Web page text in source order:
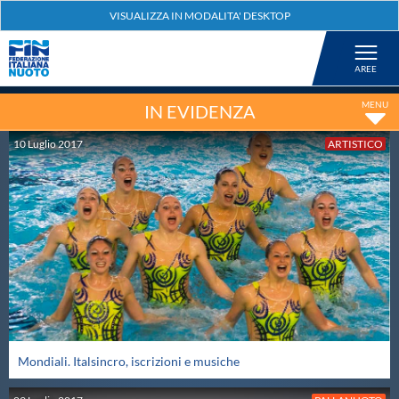
Nuoto
Pallanuoto
Tuffi
Artistico
Fondo
Salvamento
IN EVIDENZA
ARTISTICO
10Luglio2017
Mondiali. Italsincro, iscrizioni e musiche